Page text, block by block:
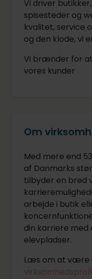
Vi driver
spisesteder og
kvalitet, service
og den klode, vi
Vi brænder for
vores kunder
Om
Med mere end
af Danmarks
tilbyder en bred
arbejde i butik
din karriere med
elevpladser.
Læs om at være